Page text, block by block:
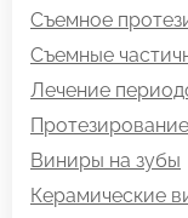
Съемное
Съемные
Лечение
Виниры на зубы
Керамические